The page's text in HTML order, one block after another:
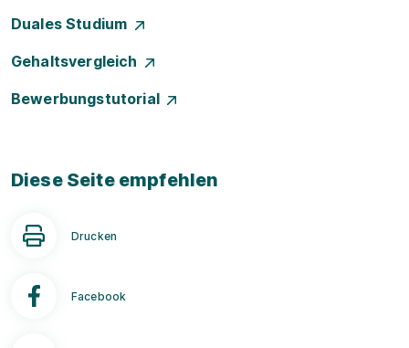
Duales Studium
Gehaltsvergleich
Bewerbungstutorial
Diese Seite empfehlen
Drucken
Facebook